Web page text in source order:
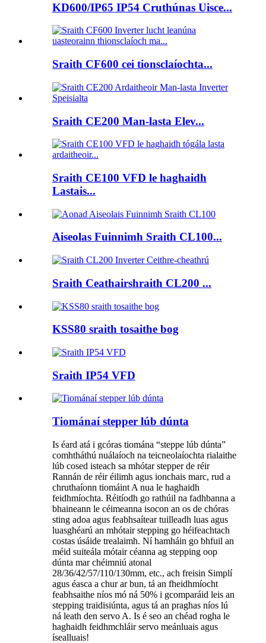
KD600/IP65 IP54 Cruthúnas Uisce...
Sraith CF600 cei tionsclaíochta...
Sraith CE200 Man-lasta Elev...
Sraith CE100 VFD le haghaidh
Lastais...
Aiseolas Fuinnimh Sraith CL100...
Sraith Ceathairshraith CL200 ...
KSS80 sraith tosaithe bog
Sraith IP54 VFD
Tiománaí stepper lúb dúnta
Is éard atá i gcóras tiomána “steppe lúb dúnta”
comhtháthú nuálaíoch na teicneolaíochta rialaithe
lúb cosed isteach sa mhótar stepper de réir
Rannán de réir éilimh agus ionchais marc, rud a
chruthaíonn tiomáint A nua le haghaidh
feidhmíochta. Réitíodh go rathúil na fadhbanna a
bhaineann le céimeanna isocon an os de chóras
sting adoa agus feabhsaítear tuilleadh luas agus
luasghéarú an mhótair stepping go héifeachtach
costas úsáide trealaimh. Ní hamháin go bhfuil an
méid suiteála mótair céanna ag stepping oop
dúnta mar chéimniú atonal
28/36/42/57/110/130mm, etc., ach freisin Simplí
agus éasca a chur ar bun, tá an fheidhmíocht
feabhsaithe níos mó ná 50% i gcomparáid leis an
stepping traidisiúnta, agus tá an praghas níos lú
ná leath den servo A. Is é seo an chéad rogha le
haghaidh feidhmchláir servo meánluais agus
ísealluais!